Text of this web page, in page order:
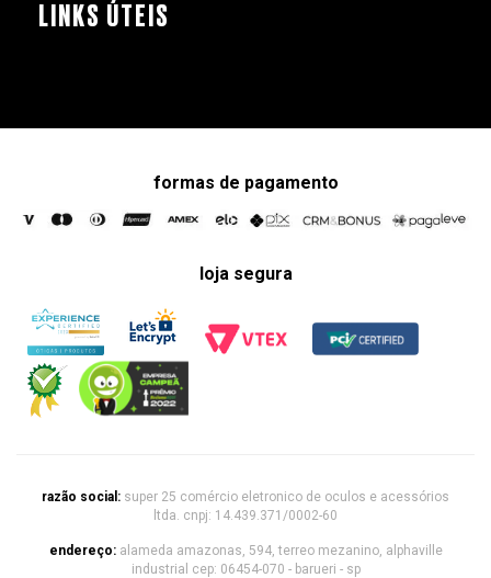
LINKS ÚTEIS
formas de pagamento
loja segura
razão social: super 25 comércio eletronico de oculos e acessórios
ltda. cnpj: 14.439.371/0002-60
endereço: alameda amazonas, 594, terreo mezanino, alphaville
industrial cep: 06454-070 - barueri - sp